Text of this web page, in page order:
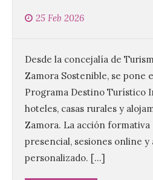
25 Feb 2026
Desde la concejalía de
Zamora Sostenible, se pone
Programa Destino Turístico
hoteles, casas rurales y
Zamora. La acción
presencial, sesiones online
personalizado. […]